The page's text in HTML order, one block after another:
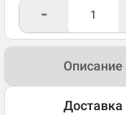
-
Описание
Доставка